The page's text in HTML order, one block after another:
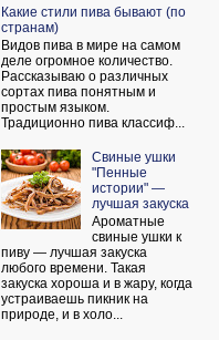
Какие стили пива бывают (по
странам)
Видов пива в мире на самом
деле огромное количество.
Рассказываю о различных
сортах пива понятным и
простым языком.
Традиционно пива классиф...
Свиные ушки
"Пенные
истории" —
лучшая закуска
Ароматные
свиные ушки к
пиву — лучшая закуска
любого времени. Такая
закуска хороша и в жару, когда
устраиваешь пикник на
природе, и в холо...